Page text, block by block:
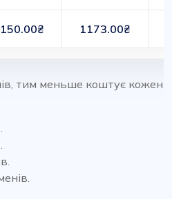
1173.00₴
тим меньше коштує кожен